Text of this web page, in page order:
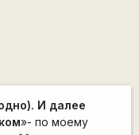
И далее
»- по моему